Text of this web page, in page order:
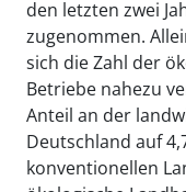
den letzten zwei
zugenommen.
sich die Zahl der
Betriebe nahezu
Anteil an der
Deutschland auf
konventionellen